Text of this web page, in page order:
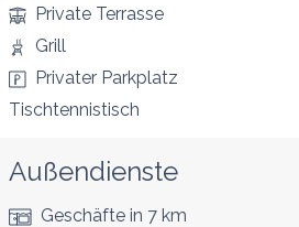
Private Terrasse
Grill
Privater Parkplatz
Tischtennistisch
Außendienste
Geschäfte in 7 km